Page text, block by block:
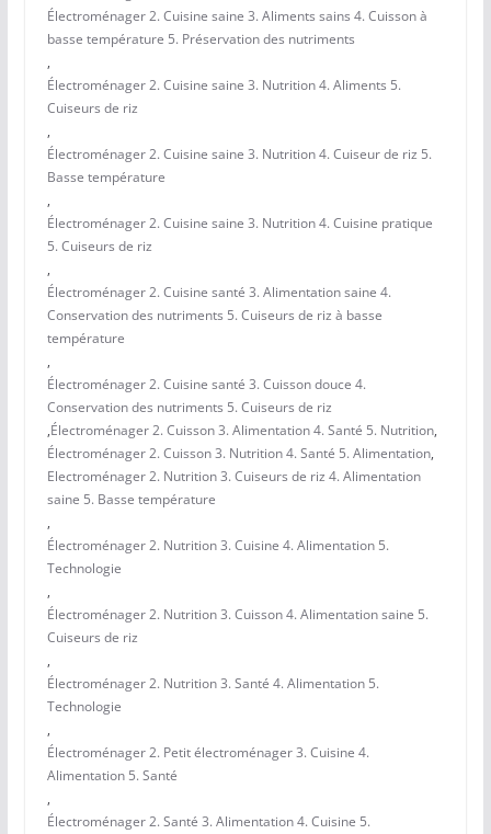
Électroménager 2. Cuisine saine 3. Aliments sains 4. Cuisson à
basse température 5. Préservation des nutriments
,
Électroménager 2. Cuisine saine 3. Nutrition 4. Aliments 5.
Cuiseurs de riz
,
Électroménager 2. Cuisine saine 3. Nutrition 4. Cuiseur de riz 5.
Basse température
,
Électroménager 2. Cuisine saine 3. Nutrition 4. Cuisine pratique
5. Cuiseurs de riz
,
Électroménager 2. Cuisine santé 3. Alimentation saine 4.
Conservation des nutriments 5. Cuiseurs de riz à basse
température
,
Électroménager 2. Cuisine santé 3. Cuisson douce 4.
Conservation des nutriments 5. Cuiseurs de riz
,Électroménager 2. Cuisson 3. Alimentation 4. Santé 5. Nutrition,
Électroménager 2. Cuisson 3. Nutrition 4. Santé 5. Alimentation,
Electroménager 2. Nutrition 3. Cuiseurs de riz 4. Alimentation
saine 5. Basse température
,
Électroménager 2. Nutrition 3. Cuisine 4. Alimentation 5.
Technologie
,
Électroménager 2. Nutrition 3. Cuisson 4. Alimentation saine 5.
Cuiseurs de riz
,
Électroménager 2. Nutrition 3. Santé 4. Alimentation 5.
Technologie
,
Électroménager 2. Petit électroménager 3. Cuisine 4.
Alimentation 5. Santé
,
Électroménager 2. Santé 3. Alimentation 4. Cuisine 5.